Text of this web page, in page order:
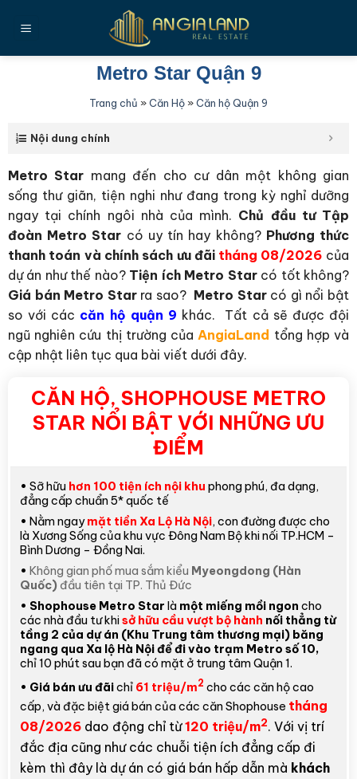
qua
Metro Star Quận 9
Trang chủ »Căn Hộ»Căn hộ Quận 9
Nội dung chính
Metro Star mang đến cho cư dân một không gian
sống thư giãn, tiện nghi như đang trong kỳ nghỉ dưỡng
ngay tại chính ngôi nhà của mình. Chủ đầu tư Tập
đoàn Metro Star có uy tín hay không? Phương thức
thanh toán và chính sách ưu đãi tháng 08/2026 của
dự án như thế nào? Tiện ích Metro Star có tốt không?
Giá bán Metro Starra sao? Metro Starcó gì nổi bật
so với các căn hộ quận 9 khác. Tất cả sẽ được đội
ngũ nghiên cứu thị trường củaAngiaLand tổng hợp và
cập nhật liên tục qua bài viết dưới đây.
CĂN HỘ, SHOPHOUSE METRO
STAR NỔI BẬT VỚI NHỮNG ƯU
ĐIỂM
• Sỡ hữu hơn 100 tiện ích nội khu phong phú, đa dạng,
đẳng cấp chuẩn 5* quốc tế
• Nằm ngaymặt tiền Xa Lộ Hà Nội, con đường được cho
là Xương Sống của khu vực Đông Nam Bộ khi nối TP.HCM –
Bình Dương – Đồng Nai.
• Không gian phố mua sắm kiểu Myeongdong (Hàn
Quốc) đầu tiên tại TP. Thủ Đức
• Shophouse Metro Star là một miếng mồi ngon cho
các nhà đầu tư khisở hữu cầu vượt bộ hành nối thẳng từ
tầng 2 của dự án (Khu Trung tâm thương mại) băng
ngang qua Xa lộ Hà Nội để đi vào trạm Metro số 10,
chỉ 10 phút sau bạn đã có mặt ở trung tâm Quận 1.
• Giá bán ưu đãichỉ 61 triệu/m2 cho các căn hộ cao
cấp, và đặc biệt giá bán của các căn Shophouse tháng
08/2026 dao động chỉ từ120 triệu/m2. Với vị trí
đắc địa cũng như các chuỗi tiện ích đẳng cấp đi
kèm thì đây là dự án có giá bán hấp dẫn mà khách